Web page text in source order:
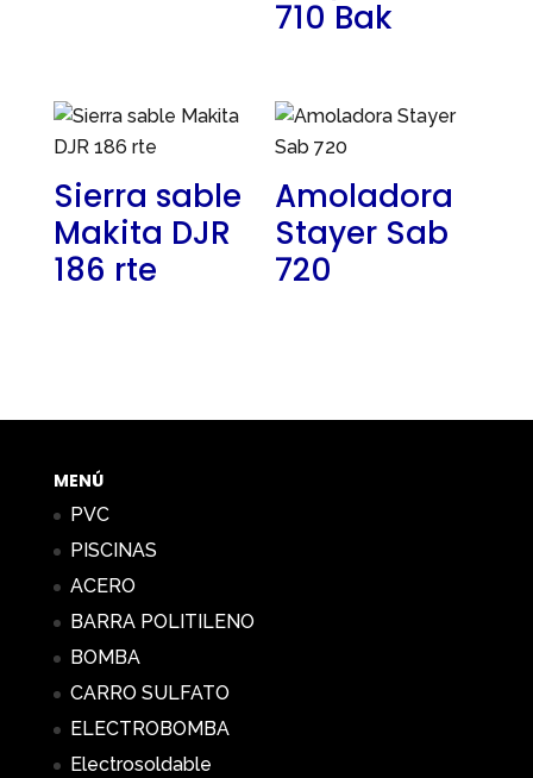
710 Bak
Sierra sable
Makita DJR
186 rte
Amoladora
Stayer Sab
720
MENÚ
PVC
PISCINAS
ACERO
BARRA POLITILENO
BOMBA
CARRO SULFATO
ELECTROBOMBA
Electrosoldable